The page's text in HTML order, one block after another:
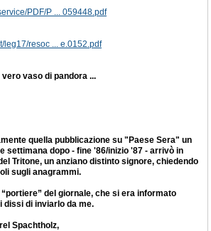
PDF/P ... 059448.pdf
leg17/resoc ... e.0152.pdf
vaso di pandora ...
quella pubblicazione su "Paese Sera" un
settimana dopo - fine '86/inizio '87 - arrivò in
Tritone, un anziano distinto signore, chiedendo
sugli anagrammi.
del giornale, che si era informato
dissi di inviarlo da me.
Spachtholz,